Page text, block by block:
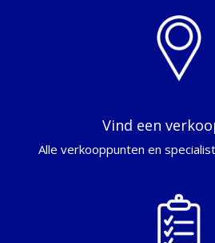
Vind een
Alle verkooppunten en